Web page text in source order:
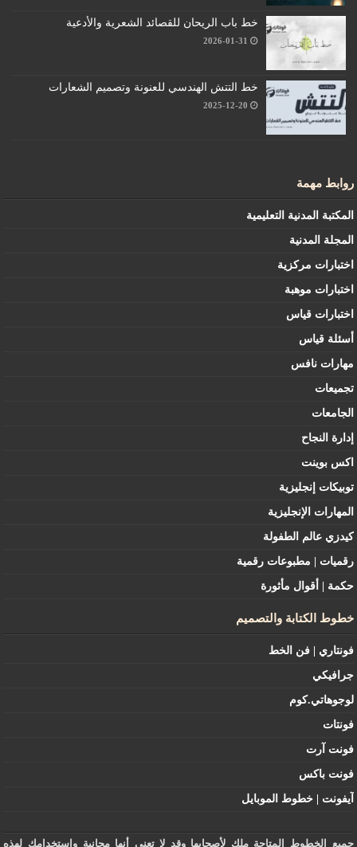
خط باب الريحان للقصائد الشعرية والأدعية
2026-01-31
خط التتش الهندسي للعنونة وتصميم الشعارات
2025-12-20
روابط مهمة
المكتبة المدنية التعليمية
المجلة المدنية
اختبارات مركزية
اختبارات موهبة
اختبارات قياس
أسئلة قياس
مهارات نافس
تجميعات
الجامعات
إدارة النجاح
اكس بوينت
توبيكات إنجليزية
المهارات الإنجليزية
كيدزي عالم الطفولة
رقميات | مطبوعات رقمية
حكمة | أقوال مأثورة
خطوط الكتابة والتصميم
فونتاري | فن الخط
جرافيكي
لوجوهاتي.كوم
فونتات
فونت آرت
فونت باكس
آيفونت | خطوط الموبايل
جميع الخطوط المتاحة ملك لأصحابها وقد لا تعني أنها مجانية وإستخدامك لهذه